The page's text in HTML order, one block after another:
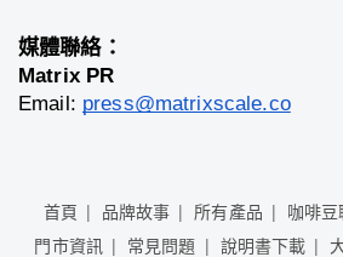
媒體聯絡：
Matrix PR
Email: press@matrixscale.co
首頁 品牌故事 所有產品 咖啡
門市資訊
常見問題 說明書下載